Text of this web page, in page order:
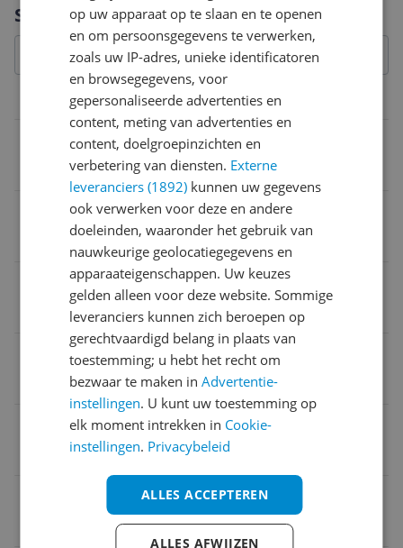
Specificaties
Overige kenmerken
Verpakking breedte
Aantal stuks in verpakking
12 stuk
Verpakkingsinhoud
VDE-tangen-/ schroevendraaierset 12 delig
Verpakkingsgewicht
Verpakking lengte
Verpakking hoogte
op uw apparaat op te slaan en te openen
en om persoonsgegevens te verwerken,
zoals uw IP-adres, unieke identificatoren
en browsegegevens, voor
gepersonaliseerde advertenties en
content, meting van advertenties en
content, doelgroepinzichten en
verbetering van diensten. Externe
leveranciers (1892) kunnen uw gegevens
ook verwerken voor deze en andere
doeleinden, waaronder het gebruik van
nauwkeurige geolocatiegegevens en
apparaateigenschappen. Uw keuzes
gelden alleen voor deze website. Sommige
leveranciers kunnen zich beroepen op
gerechtvaardigd belang in plaats van
toestemming; u hebt het recht om
bezwaar te maken inAdvertentie-
instellingen. U kunt uw toestemming op
elk moment intrekken in Cookie-
instellingen. Privacybeleid
ALLES ACCEPTEREN
ALLES AFWIJZEN